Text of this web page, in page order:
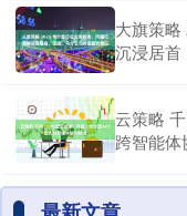
大旗策
沉浸居首
云策略
跨智能